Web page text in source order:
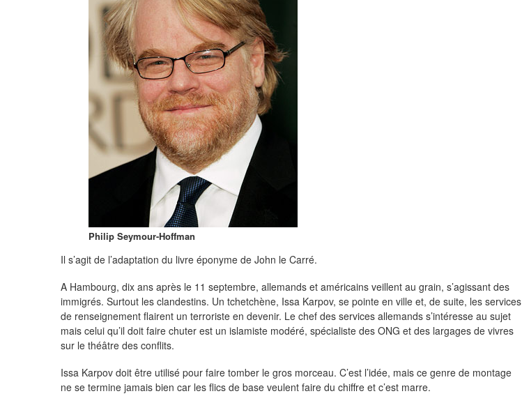
Philip Seymour-Hoffman
Il s’agit de l’adaptation du livre éponyme de John le Carré.
A Hambourg, dix ans après le 11 septembre, allemands et américains veillent au grain, s’agissant des
immigrés. Surtout les clandestins. Un tchetchène, Issa Karpov, se pointe en ville et, de suite, les services
de renseignement flairent un terroriste en devenir. Le chef des services allemands s’intéresse au sujet
mais celui qu’il doit faire chuter est un islamiste modéré, spécialiste des ONG et des largages de vivres
sur le théâtre des conflits.
Issa Karpov doit être utilisé pour faire tomber le gros morceau. C’est l’idée, mais ce genre de montage
ne se termine jamais bien car les flics de base veulent faire du chiffre et c’est marre.